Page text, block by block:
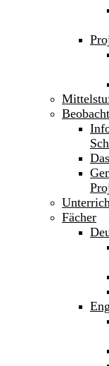
Fächer